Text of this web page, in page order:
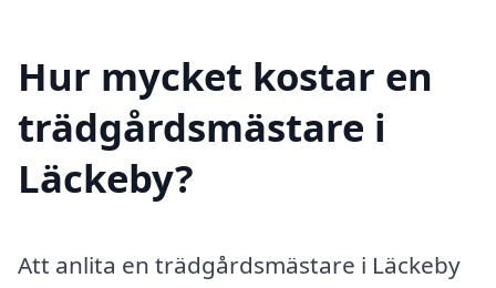
Hur mycket kostar en
trädgårdsmästare i
Läckeby?
Att anlita en trädgårdsmästare i Läckeby